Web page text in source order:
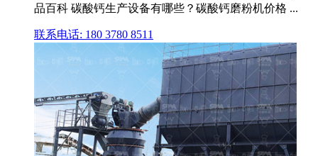
品百科 碳酸钙生产设备有哪些？碳酸钙磨粉机价格 ...
联系电话: 180 3780 8511